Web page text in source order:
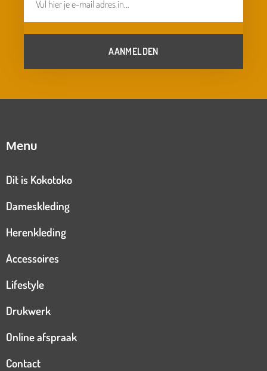
AANMELDEN
Menu
Dit is Kokotoko
Dameskleding
Herenkleding
Accessoires
Lifestyle
Drukwerk
Online afspraak
Contact